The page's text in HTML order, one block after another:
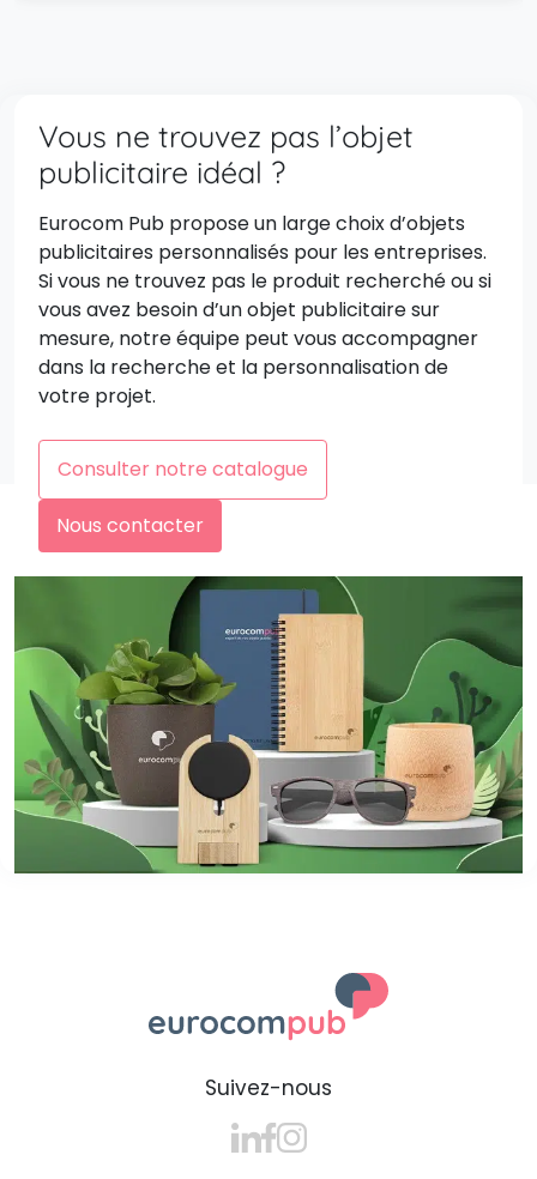
Vous ne trouvez pas l’objet
publicitaire idéal ?
Eurocom Pub propose un large choix d’objets
publicitaires personnalisés pour les entreprises.
Si vous ne trouvez pas le produit recherché ou si
vous avez besoin d’un objet publicitaire sur
mesure, notre équipe peut vous accompagner
dans la recherche et la personnalisation de
votre projet.
Consulter notre catalogue
Nous contacter
Suivez-nous